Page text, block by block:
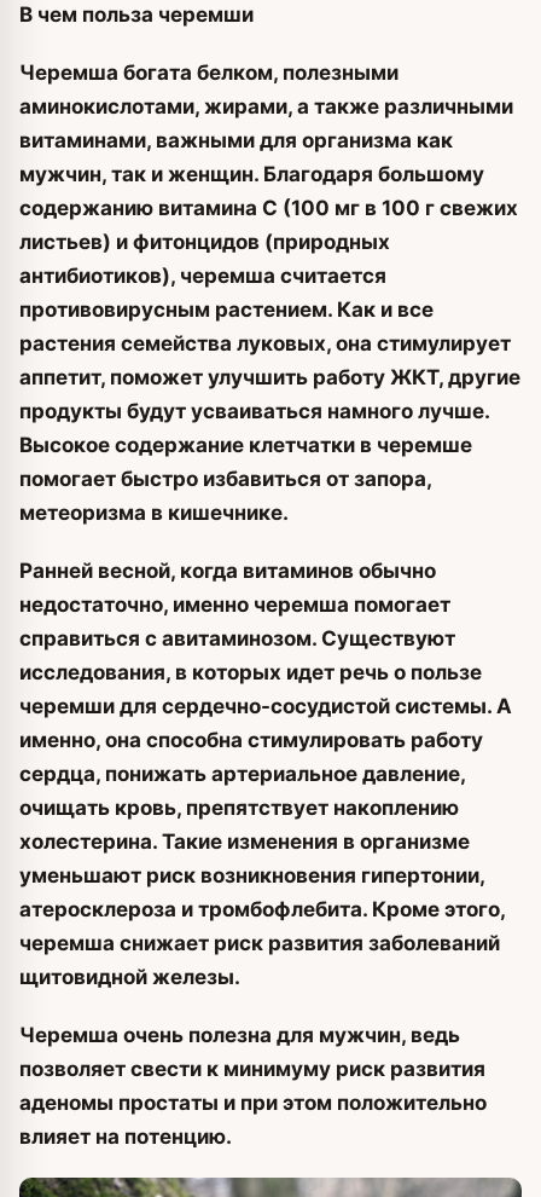
В чем польза черемши
Черемша богата белком, полезными
аминокислотами, жирами, а также различными
витаминами, важными для организма как
мужчин, так и женщин. Благодаря большому
содержанию витамина С (100 мг в 100 г свежих
листьев) и фитонцидов (природных
антибиотиков), черемша считается
противовирусным растением. Как и все
растения семейства луковых, она стимулирует
аппетит, поможет улучшить работу ЖКТ, другие
продукты будут усваиваться намного лучше.
Высокое содержание клетчатки в черемше
помогает быстро избавиться от запора,
метеоризма в кишечнике.
Ранней весной, когда витаминов обычно
недостаточно, именно черемша помогает
справиться с авитаминозом. Существуют
исследования, в которых идет речь о пользе
черемши для сердечно-сосудистой системы. А
именно, она способна стимулировать работу
сердца, понижать артериальное давление,
очищать кровь, препятствует накоплению
холестерина. Такие изменения в организме
уменьшают риск возникновения гипертонии,
атеросклероза и тромбофлебита. Кроме этого,
черемша снижает риск развития заболеваний
щитовидной железы.
Черемша очень полезна для мужчин, ведь
позволяет свести к минимуму риск развития
аденомы простаты и при этом положительно
влияет на потенцию.